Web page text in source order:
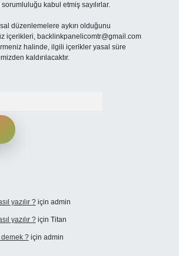
kabul etmiş sayılırlar.
düzenlemelere aykırı olduğunu
içerikleri, backlinkpanelicomtr@gmail.com
halinde, ilgili içerikler yasal süre
kaldırılacaktır.
yazılır ?için admin
yazılır ?için Titan
?için admin